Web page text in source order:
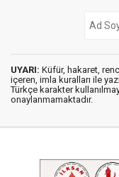
UYARI: Küfür, hakaret,
içeren, imla kuralları ile
Türkçe karakter
onaylanmamaktadır.